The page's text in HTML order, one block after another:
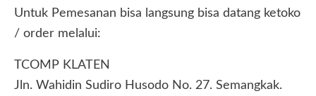
Untuk Pemesanan bisa langsung bisa datang ketoko
/ order melalui:
TCOMP KLATEN
Jln. Wahidin Sudiro Husodo No. 27. Semangkak.